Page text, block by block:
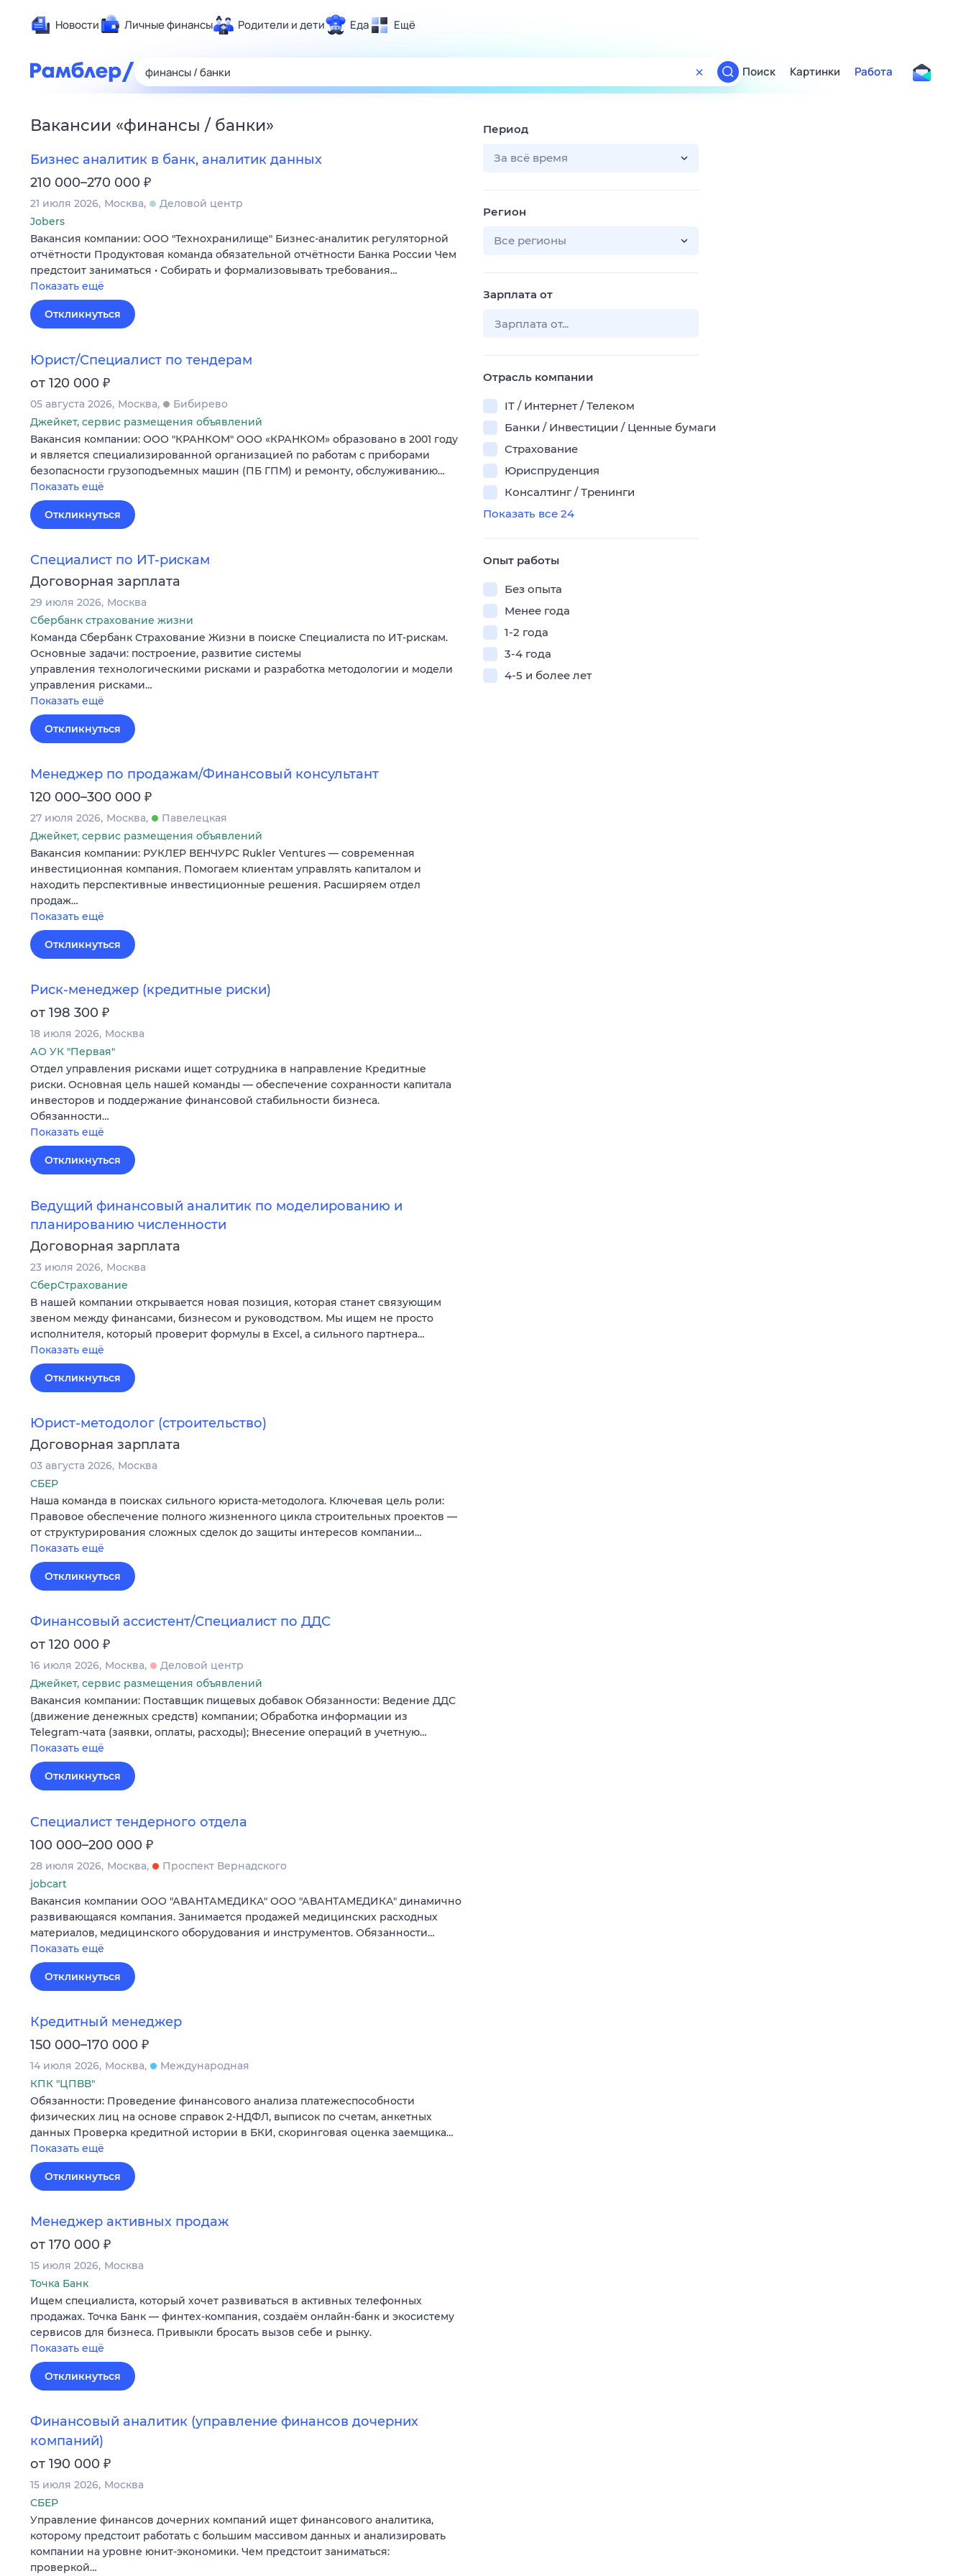
Новости Личные финансы Родители и дети Еда Ещё
Развлечения и отдых
Спорт
Карьера
Сберегаем вместе
Гороскопы
Поиск
ТВ-программа
Поиск Картинки Работа
Вакансии «финансы / банки»
Бизнес аналитик в банк, аналитик данных
210 000–270 000 ₽
21 июля 2026 Москва
Деловой центр
Jobers
Вакансия компании: ООО "Технохранилище" Бизнес-аналитик регуляторной
отчётности Продуктовая команда обязательной отчётности Банка России Чем
предстоит заниматься • Собирать и формализовывать требования…
Показать ещё
Откликнуться
Юрист/Специалист по тендерам
от 120 000 ₽
05 августа 2026 Москва
Бибирево
Джейкет, сервис размещения объявлений
Вакансия компании: ООО "КРАНКОМ" ООО «КРАНКОМ» образовано в 2001 году
и является специализированной организацией по работам с приборами
безопасности грузоподъемных машин (ПБ ГПМ) и ремонту, обслуживанию…
Показать ещё
Откликнуться
Специалист по ИТ-рискам
Договорная зарплата
29 июля 2026 Москва
Сбербанк страхование жизни
Команда Сбербанк Страхование Жизни в поиске Специалиста по ИТ-рискам.
Основные задачи: построение, развитие системы
управления технологическими рисками и разработка методологии и модели
управления рисками…
Показать ещё
Откликнуться
Менеджер по продажам/Финансовый консультант
120 000–300 000 ₽
27 июля 2026 Москва
Павелецкая
Джейкет, сервис размещения объявлений
Вакансия компании: РУКЛЕР ВЕНЧУРС Rukler Ventures — современная
инвестиционная компания. Помогаем клиентам управлять капиталом и
находить перспективные инвестиционные решения. Расширяем отдел
продаж…
Показать ещё
Откликнуться
Риск-менеджер (кредитные риски)
от 198 300 ₽
18 июля 2026 Москва
АО УК "Первая"
Отдел управления рисками ищет сотрудника в направление Кредитные
риски. Основная цель нашей команды — обеспечение сохранности капитала
инвесторов и поддержание финансовой стабильности бизнеса.
Обязанности…
Показать ещё
Откликнуться
Ведущий финансовый аналитик по моделированию и
планированию численности
Договорная зарплата
23 июля 2026 Москва
СберСтрахование
В нашей компании открывается новая позиция, которая станет связующим
звеном между финансами, бизнесом и руководством. Мы ищем не просто
исполнителя, который проверит формулы в Excel, а сильного партнера…
Показать ещё
Откликнуться
Юрист-методолог (строительство)
Договорная зарплата
03 августа 2026 Москва
СБЕР
Наша команда в поисках сильного юриста-методолога. Ключевая цель роли:
Правовое обеспечение полного жизненного цикла строительных проектов —
от структурирования сложных сделок до защиты интересов компании…
Показать ещё
Откликнуться
Финансовый ассистент/Специалист по ДДС
от 120 000 ₽
16 июля 2026 Москва
Деловой центр
Джейкет, сервис размещения объявлений
Вакансия компании: Поставщик пищевых добавок Обязанности: Ведение ДДС
(движение денежных средств) компании; Обработка информации из
Telegram-чата (заявки, оплаты, расходы); Внесение операций в учетную…
Показать ещё
Откликнуться
Специалист тендерного отдела
100 000–200 000 ₽
28 июля 2026 Москва
Проспект Вернадского
jobcart
Вакансия компании ООО "АВАНТАМЕДИКА" ООО "АВАНТАМЕДИКА" динамично
развивающаяся компания. Занимается продажей медицинских расходных
материалов, медицинского оборудования и инструментов. Обязанности…
Показать ещё
Откликнуться
Кредитный менеджер
150 000–170 000 ₽
14 июля 2026 Москва
Международная
КПК "ЦПВВ"
Обязанности: Проведение финансового анализа платежеспособности
физических лиц на основе справок 2-НДФЛ, выписок по счетам, анкетных
данных Проверка кредитной истории в БКИ, скоринговая оценка заемщика…
Показать ещё
Откликнуться
Менеджер активных продаж
от 170 000 ₽
15 июля 2026 Москва
Точка Банк
Ищем специалиста, который хочет развиваться в активных телефонных
продажах. Точка Банк — финтех-компания, создаём онлайн-банк и экосистему
сервисов для бизнеса. Привыкли бросать вызов себе и рынку.
Показать ещё
Откликнуться
Финансовый аналитик (управление финансов дочерних
компаний)
от 190 000 ₽
15 июля 2026 Москва
СБЕР
Управление финансов дочерних компаний ищет финансового аналитика,
которому предстоит работать с большим массивом данных и анализировать
компании на уровне юнит-экономики. Чем предстоит заниматься:
проверкой…
Период
За всё время
Регион
Все регионы
Зарплата от
Отрасль компании
IT / Интернет / Телеком
Банки / Инвестиции / Ценные бумаги
Страхование
Юриспруденция
Консалтинг / Тренинги
Показать все 24
Опыт работы
Без опыта
Менее года
1-2 года
3-4 года
4-5 и более лет